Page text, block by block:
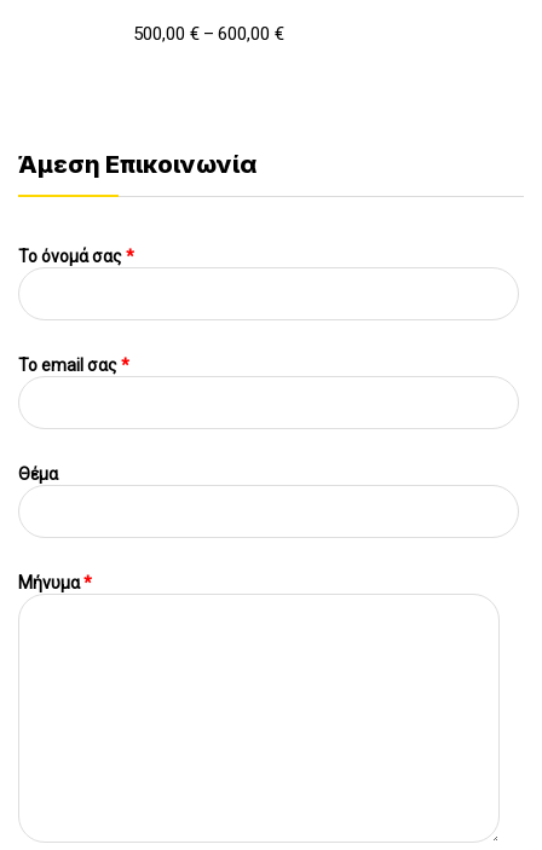
500,00 € – 600,00 €
Άμεση Επικοινωνία
Το όνομά σας*
To email σας*
Θέμα
Μήνυμα*